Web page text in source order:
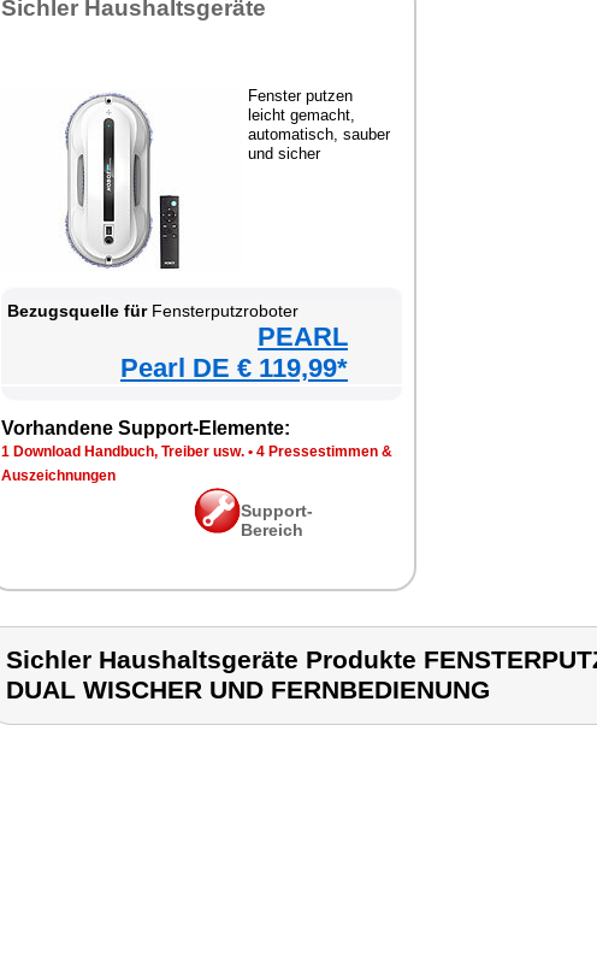
Sichler Haushaltsgeräte
Fenster putzen
leicht gemacht,
automatisch, sauber
und sicher
Bezugsquelle fürFensterputzroboter
PEARL
Pearl DE € 119,99*
Vorhandene Support-Elemente:
1 Download Handbuch, Treiber usw. • 4 Pressestimmen &
Auszeichnungen
Support-
Bereich
Sichler Haushaltsgeräte Produkte
DUAL WISCHER UND FERNBEDIENUNG